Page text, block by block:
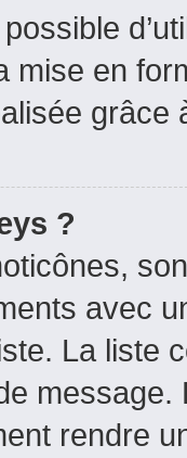
mise en
grâce
?
avec
La liste
rendre